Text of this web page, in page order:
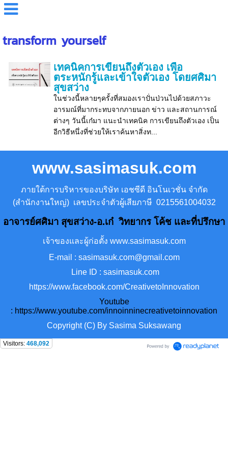
transform yourself
เทคนิคการเขียนถึงตัวเอง เพื่อ
ตระหนักรู้และเข้าใจตัวเอง โดยศศิมา
สุขสว่าง
ในช่วงนี้หลายๆครั้งที่สมองเราปั่นป่วนไปด้วยสภาวะ
อารมณ์ที่มากระทบจากภายนอก ข่าว และสถานการณ์
ต่างๆ วันนี้เก๋มา แนะนำเทคนิค การเขียนถึงตัวเอง เป็น
อีกวิธีหนึ่งที่ช่วยให้เราค้นหาสิ่งท...
www.sasimasuk.com
ภายใต้การบริหารของบริษัท เอชซีดี อินโนเวชั่น จำกัด
(สำนักงานใหญ่) เลขประจำตัวผู้เสียภาษี 0215561004032
อาจารย์ศศิมา สุขสว่าง-อ.เก๋ วิทยากร โค้ช และที่ปรึกษา
เจ้าของและผู้ก่อตั้ง www.sasimasuk.com
E-mail : sasimasuk.com@gmail.com
Line ID : sasimasuk.com
https://www.facebook.com/CreativetoInnovation
Youtube
: https://www.youtube.com/innoinninecreativetoinnovation
Copyright (C) By Sasima Suksawang
Visitors: 468,092